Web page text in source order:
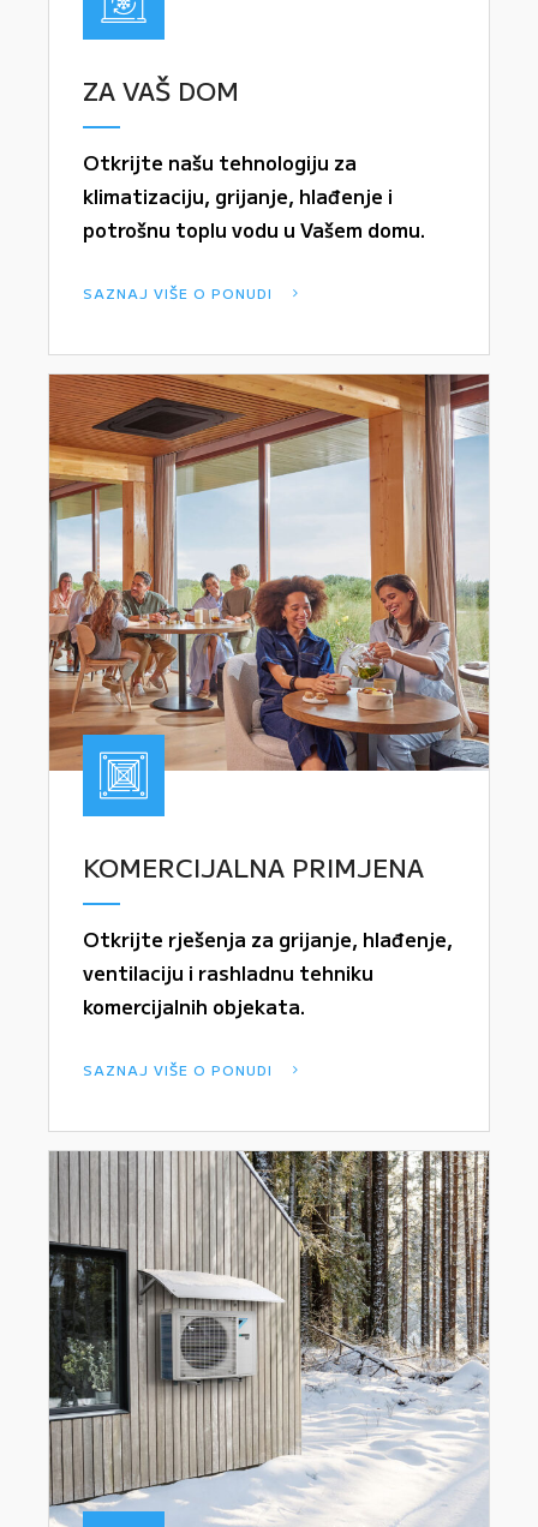
ZA VAŠ DOM
Otkrijte našu tehnologiju za
klimatizaciju, grijanje, hlađenje i
potrošnu toplu vodu u Vašem domu.
SAZNAJ VIŠE O PONUDI
KOMERCIJALNA PRIMJENA
Otkrijte rješenja za grijanje, hlađenje,
ventilaciju i rashladnu tehniku
komercijalnih objekata.
SAZNAJ VIŠE O PONUDI